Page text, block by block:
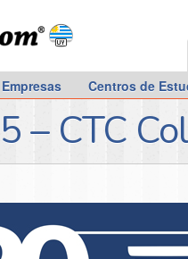
Empresas Centros de
– CTC